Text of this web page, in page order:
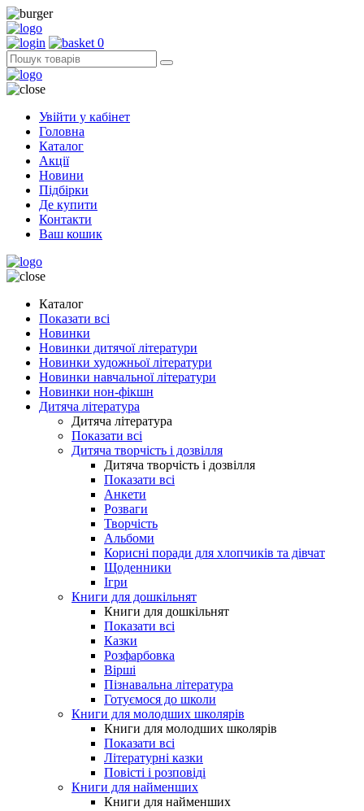
0
Увійти у кабінет
Головна
Каталог
Акції
Новини
Підбірки
Де купити
Контакти
Ваш кошик
Каталог
Показати всі
Новинки
Новинки дитячої літератури
Новинки художньої літератури
Новинки навчальної літератури
Новинки нон-фікшн
Дитяча література
Дитяча література
Показати всі
Дитяча творчість і дозвілля
Дитяча творчість і дозвілля
Показати всі
Анкети
Розваги
Творчість
Альбоми
Корисні поради для хлопчиків та дівчат
Щоденники
Ігри
Книги для дошкільнят
Книги для дошкільнят
Показати всі
Казки
Розфарбовка
Вірші
Пізнавальна література
Готуємося до школи
Книги для молодших школярів
Книги для молодших школярів
Показати всі
Літературні казки
Повісті і розповіді
Книги для найменших
Книги для найменших